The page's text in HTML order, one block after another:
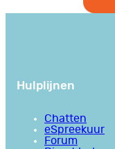
Hulplijnen
Chatten
eSpreekuur
Forum